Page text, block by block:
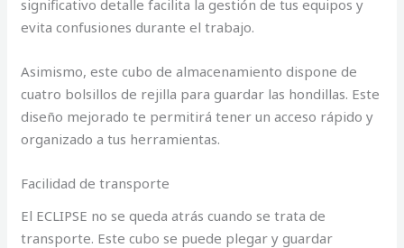
significativo detalle facilita la gestión de tus equipos y
evita confusiones durante el trabajo.
Asimismo, este cubo de almacenamiento dispone de
cuatro bolsillos de rejilla para guardar las hondillas. Este
diseño mejorado te permitirá tener un acceso rápido y
organizado a tus herramientas.
Facilidad de transporte
El ECLIPSE no se queda atrás cuando se trata de
transporte. Este cubo se puede plegar y guardar